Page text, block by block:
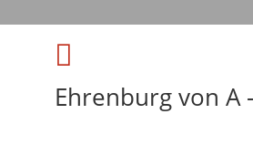

Ehrenburg von A